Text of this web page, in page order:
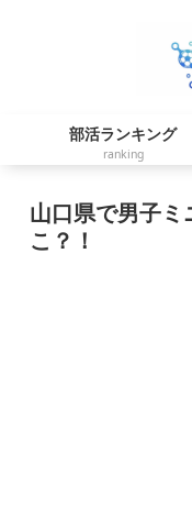
部活ランキング
ranking
山口県で男子ミ
こ？！